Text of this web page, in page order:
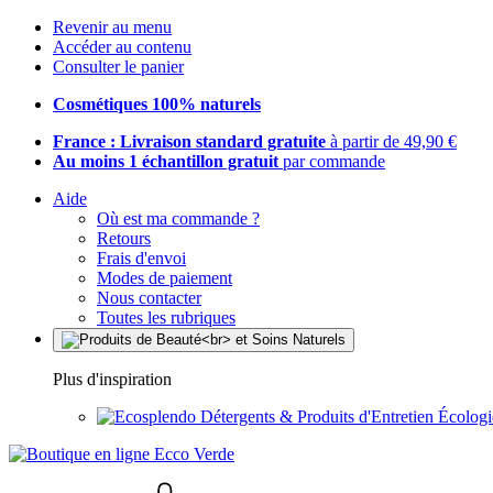
Revenir au menu
Accéder au contenu
Consulter le panier
Cosmétiques 100% naturels
France : Livraison standard gratuite à partir de 49,90 €
Au moins 1 échantillon gratuit par commande
Aide
Où est ma commande ?
Retours
Frais d'envoi
Modes de paiement
Nous contacter
Toutes les rubriques
Plus d'inspiration
Détergents & Produits d'Entretien